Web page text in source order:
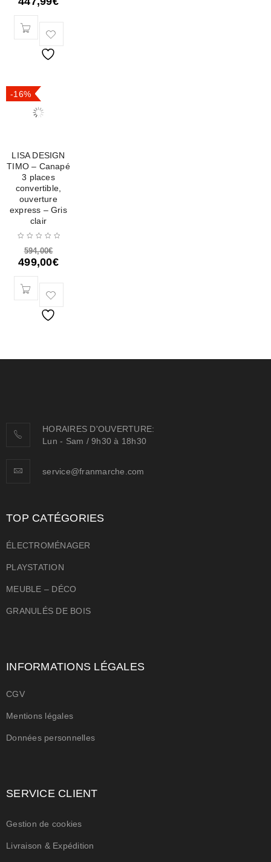
-16%
LISA DESIGN
TIMO – Canapé
3 places
convertible,
ouverture
express – Gris
clair
594,00€
499,00€
HORAIRES D'OUVERTURE:
Lun - Sam / 9h30 à 18h30
service@franmarche.com
TOP CATÉGORIES
ÉLECTROMÉNAGER
PLAYSTATION
MEUBLE – DÉCO
GRANULÉS DE BOIS
INFORMATIONS LÉGALES
CGV
Mentions légales
Données personnelles
SERVICE CLIENT
Gestion de cookies
Livraison & Expédition